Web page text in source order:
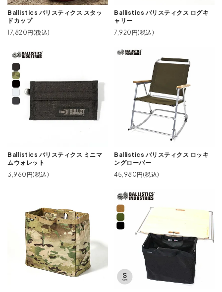
Ballistics バリスティクス スタッ
ドカップ
17,820円(税込)
Ballistics バリスティクス ログキ
ャリー
7,920円(税込)
Ballistics バリスティクス ミニマ
ムウォレット
3,960円(税込)
Ballistics バリスティクス ロッキ
ングローバー
45,980円(税込)